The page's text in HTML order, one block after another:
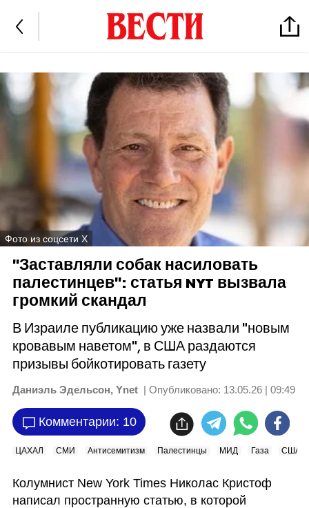
Фото из соцсети X
"Заставляли собак насиловать
палестинцев": статья NYT вызвала
громкий скандал
В Израиле публикацию уже назвали "новым
кровавым наветом", в США раздаются
призывы бойкотировать газету
Даниэль Эдельсон, Ynet | Опубликовано: 13.05.26 | 09:49
Комментарии: 10
ЦАХАЛ СМИ Антисемитизм Палестинцы МИД Газа США
Колумнист New York Times Николас Кристоф
написал пространную статью, в которой